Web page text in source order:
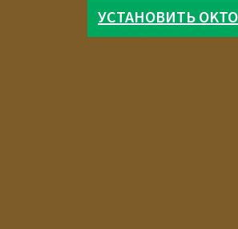
УСТАНОВИТЬ